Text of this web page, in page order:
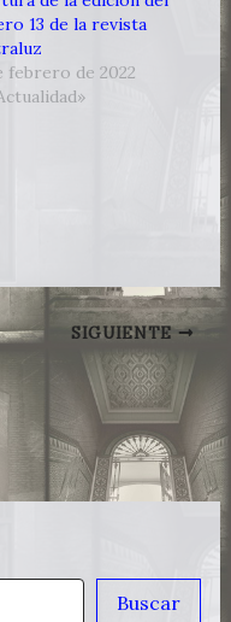
13 de la revista
febrero de 2022
SIGUIENTE
Buscar